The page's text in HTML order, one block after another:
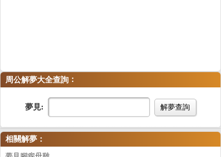
周公解夢大全查詢 ：
夢見: 解夢查詢
相關解夢：